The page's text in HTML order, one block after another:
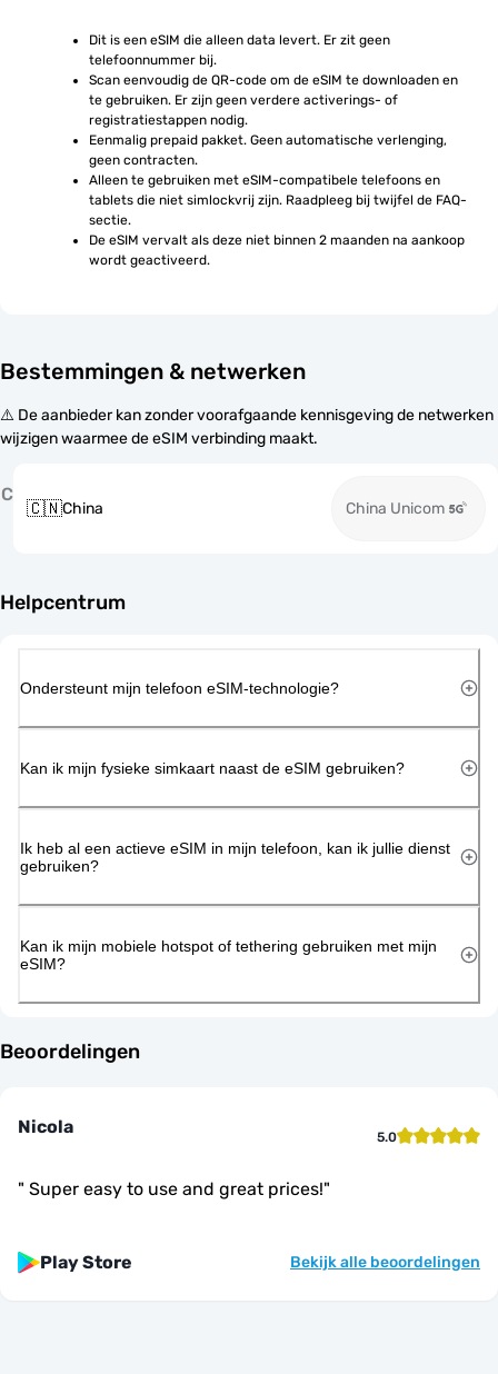
Dit is een eSIM die alleen data levert. Er zit geen
telefoonnummer bij.
Scan eenvoudig de QR-code om de eSIM te downloaden en
te gebruiken. Er zijn geen verdere activerings- of
registratiestappen nodig.
Eenmalig prepaid pakket. Geen automatische verlenging,
geen contracten.
Alleen te gebruiken met eSIM-compatibele telefoons en
tablets die niet simlockvrij zijn. Raadpleeg bij twijfel de FAQ-
sectie.
De eSIM vervalt als deze niet binnen 2 maanden na aankoop
wordt geactiveerd.
Bestemmingen & netwerken
⚠️ De aanbieder kan zonder voorafgaande kennisgeving de netwerken
wijzigen waarmee de eSIM verbinding maakt.
C
🇨🇳China China Unicom
Helpcentrum
Ondersteunt mijn telefoon eSIM-technologie?
Kan ik mijn fysieke simkaart naast de eSIM gebruiken?
Ik heb al een actieve eSIM in mijn telefoon, kan ik jullie dienst
gebruiken?
Kan ik mijn mobiele hotspot of tethering gebruiken met mijn
eSIM?
Beoordelingen
Nicola 5.0
" Super easy to use and great prices!"
Play Store Bekijk alle beoordelingen